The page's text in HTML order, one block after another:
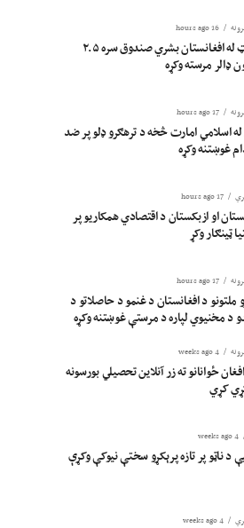
16 hours ago
کویټ له افغانستان بشري صندوق سره ۲.۵
ډالر مرسته وکړه
17 hours ago
اسلامي امارت څخه د ترهګرو ډلو پر ضد
غوښتنه وکړه
17 hours ago
او ازبکستان د اقتصادي همکاریو پر
ټینګار وکړ
17 hours ago
ملتونو د افغانستان د غنمو د حاصلاتو د
د مخنیوي لپاره د مرستې غوښتنه وکړه
4 weeks ago
ځوانانو ته زر آنلاین تحصیلي بورسونه
کړي
4 weeks ago
د ناټو پر تازه پرېکړو سختې نیوکې وکړې
4 weeks ago